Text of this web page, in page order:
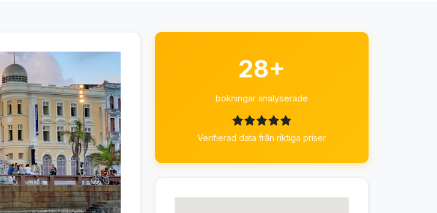
28+
bokningar analyserade
Verifierad data från riktiga priser